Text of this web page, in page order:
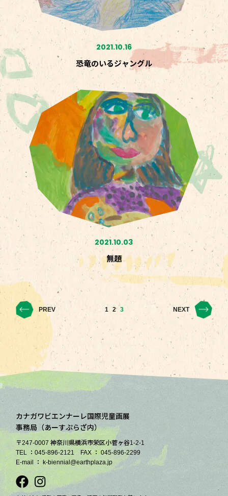
2021.10.16
恐竜のいるジャングル
2021.10.03
無題
PREV 1 2 3 NEXT
カナガワビエンナーレ国際児童画展
事務局（あーすぷらざ内）
〒247-0007 神奈川県横浜市栄区小菅ヶ谷1-2-1
TEL ：045-896-2121 FAX ： 045-896-2299
E-mail ： k-biennial@earthplaza.jp